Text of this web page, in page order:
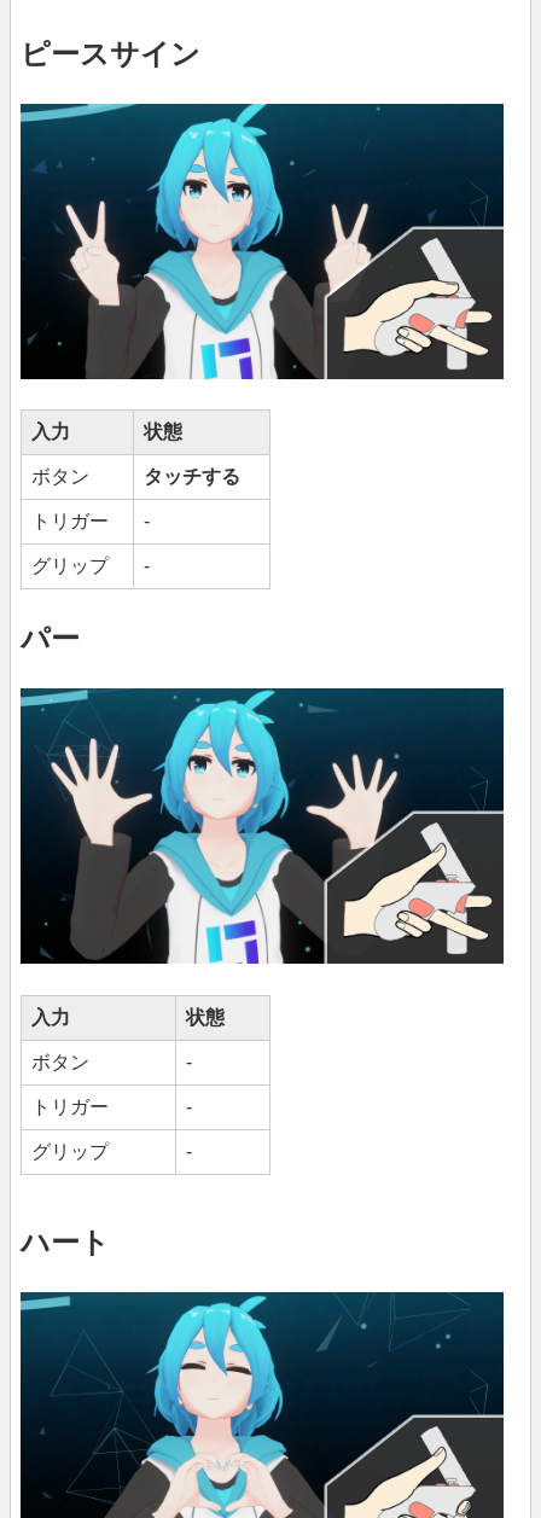
ピースサイン
入力 状態
ボタン タッチする
トリガー -
グリップ -
パー
入力 状態
ボタン -
トリガー -
グリップ -
ハート